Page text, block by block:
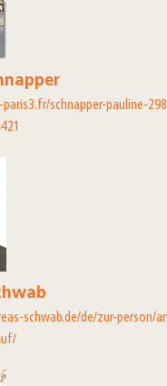
schnapper-pauline-
schwab.de/de/zur-person/